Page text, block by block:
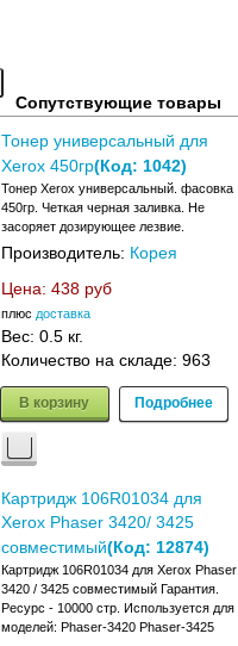
Сопутствующие товары
Тонер универсальный для
Xerox 450гр(Код: 1042)
Тонер Xerox универсальный. фасовка
450гр. Четкая черная заливка. Не
засоряет дозирующее лезвие.
Производитель: Корея
Цена: 438 руб
плюс доставка
Вес: 0.5 кг.
Количество на складе: 963
В корзину Подробнее
Картридж 106R01034 для
Xerox Phaser 3420/ 3425
совместимый(Код: 12874)
Картридж 106R01034 для Xerox Phaser
3420 / 3425 совместимый Гарантия.
Ресурс - 10000 стр. Используется для
моделей: Phaser-3420 Phaser-3425